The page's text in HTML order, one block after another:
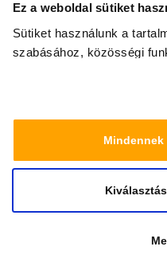
Ez a weboldal sütiket
Sütiket használunk a
szabásához, közösségi
média-, hirdető- és
amelyeket Ön adott meg
használt más
Mindennek